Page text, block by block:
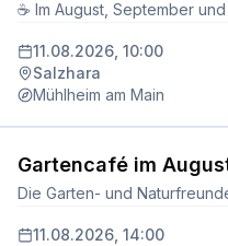
11.08.2026, 10:00
Salzhara
Mühlheim am Main
Gartencafé im
11.08.2026, 14:00